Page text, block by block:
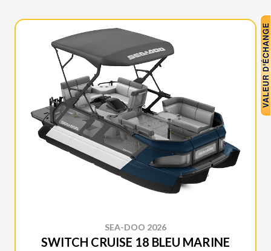
SEA-DOO 2026
SWITCH CRUISE 18 BLEU MARINE